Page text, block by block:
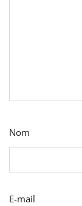
Nom
E-mail